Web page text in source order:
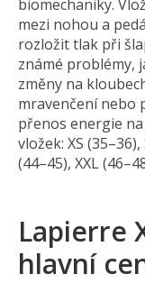
biomechaniky.
mezi nohou a
rozložit tlak při
známé problémy,
změny na
mravenčení nebo
přenos energie na
vložek: XS
(44–45), XXL
Lapierre
hlavní